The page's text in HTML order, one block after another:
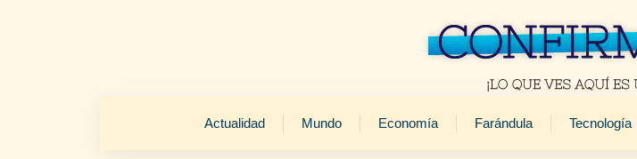
Actualidad Mundo Economía Farándula Tecnología